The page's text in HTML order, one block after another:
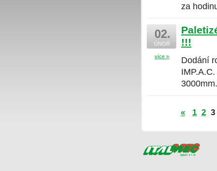
za
02.
ÚNOR
více »
!!!
Dodání
3000mm.
« 1 2 3